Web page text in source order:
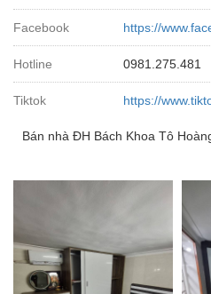
Facebook https://
Hotline 0981.275.481
Tiktok https://
Bán nhà ĐH Bách Khoa Tô